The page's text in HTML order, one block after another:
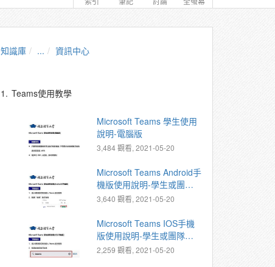
知識庫 ... 資訊中心
1. Teams使用教學
Microsoft Teams 學生使用
說明-電腦版
3,484 觀看, 2021-05-20
Microsoft Teams Android手
機版使用說明-學生或團隊
參與者
3,640 觀看, 2021-05-20
Microsoft Teams IOS手機
版使用說明-學生或團隊參
與者
2,259 觀看, 2021-05-20